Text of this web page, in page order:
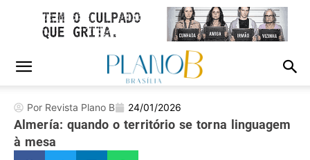
Por Revista Plano B 24/01/2026
Almería: quando o território se torna linguagem
à mesa